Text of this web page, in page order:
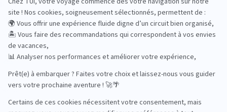
Road Trips
Safari
Sénior